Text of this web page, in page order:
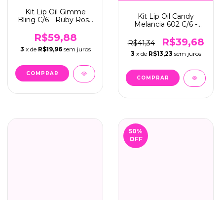
Kit Lip Oil Gimme
Bling C/6 - Ruby Rose
R$59,88
3 x de R$19,96 sem juros
Kit Lip Oil Candy
Melancia 602 C/6 -
R$41,34
R$39,68
3 x de R$13,23 sem juros
50%
OFF